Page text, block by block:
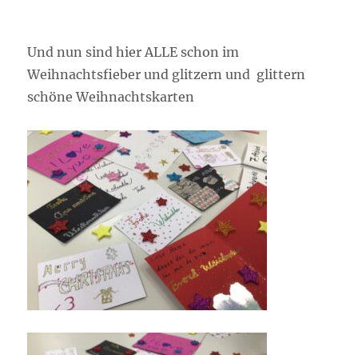
Und nun sind hier ALLE schon im
Weihnachtsfieber und glitzern und glittern
schöne Weihnachtskarten